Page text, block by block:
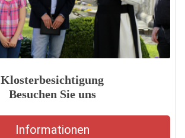
Klosterbesichtigung
Besuchen Sie uns
Informationen